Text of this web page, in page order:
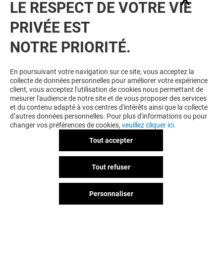
LE RESPECT DE VOTRE VIE
PRIVÉE EST
NOTRE PRIORITÉ.
En poursuivant votre navigation sur ce site, vous acceptez la
collecte de données personnelles pour améliorer votre expérience
client, vous acceptez l'utilisation de cookies nous permettant de
mesurer l'audience de notre site et de vous proposer des services
et du contenu adapté à vos centres d'intérêts ainsi que la collecte
d’autres données personnelles. Pour plus d'informations ou pour
changer vos préférences de cookies, veuillez cliquer ici.
Tout accepter
Tout refuser
Personnaliser